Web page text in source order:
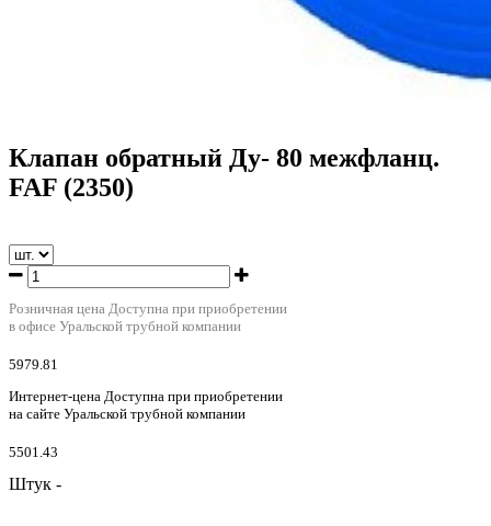
Клапан обратный Ду- 80 межфланц.
FAF (2350)
Розничная цена Доступна при приобретении
в офисе Уральской трубной компании
5979.81
Интернет-цена Доступна при приобретении
на сайте Уральской трубной компании
5501.43
Штук -